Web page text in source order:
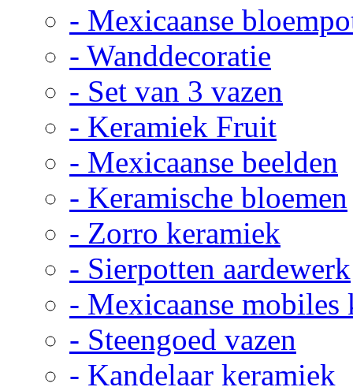
- Mexicaanse
- Wanddecoratie
- Set van 3 vazen
- Keramiek Fruit
- Mexicaanse beelden
- Keramische bloemen
- Zorro keramiek
- Sierpotten aardewerk
- Mexicaanse mobiles
- Steengoed vazen
- Kandelaar keramiek